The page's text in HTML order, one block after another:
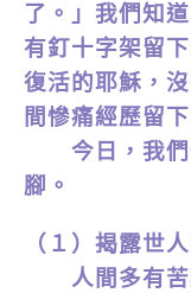
了。」我們知
有釘十字架留
復活的耶穌，
間慘痛經歷留
今日，我們
腳。
（１）揭露世
人間多有苦